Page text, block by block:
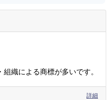
織による商標が多いです。
詳細